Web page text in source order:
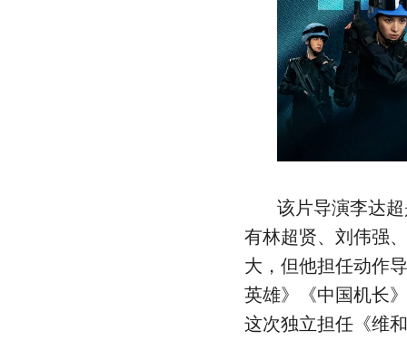
该片导演李达
有林超贤、刘伟强
大，但他担任动作
英雄》《中国机长
这次独立担任《维